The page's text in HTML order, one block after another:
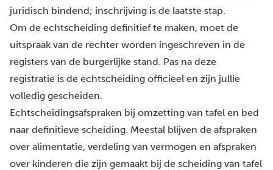
juridisch bindend; inschrijving is de laatste stap.
Om de echtscheiding definitief te maken, moet de
uitspraak van de rechter worden ingeschreven in de
registers van de burgerlijke stand. Pas na deze
registratie is de echtscheiding officieel en zijn jullie
volledig gescheiden.
Echtscheidingsafspraken bij omzetting van tafel en bed
naar definitieve scheiding. Meestal blijven de afspraken
over alimentatie, verdeling van vermogen en afspraken
over kinderen die zijn gemaakt bij de scheiding van tafel